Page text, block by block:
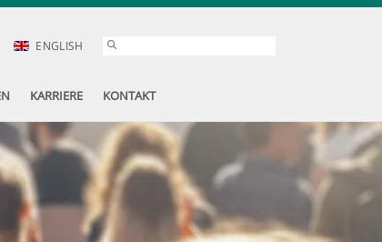
ENGLISH
KARRIERE KONTAKT